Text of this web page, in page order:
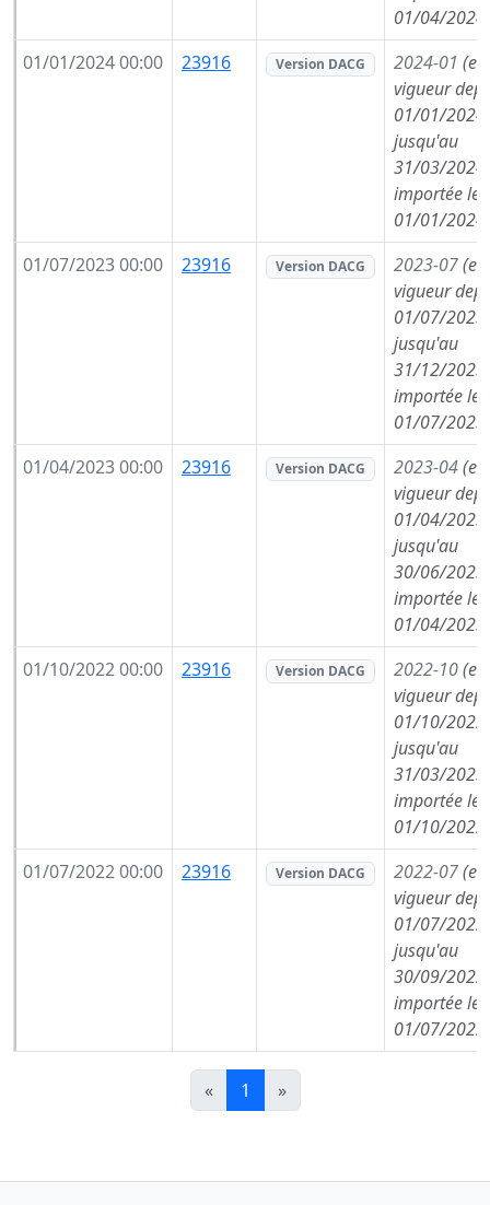
01/04/2024)
01/01/2024 00:00
23916 Version DACG 2024-01 (en
vigueur
01/01/2024,
jusqu'au
31/03/2024,
importée le
01/01/2024)
01/07/2023 00:00
23916 Version DACG 2023-07(en
vigueur
01/07/2023,
jusqu'au
31/12/2023,
importée le
01/07/2023)
01/04/2023 00:00
23916 Version DACG 2023-04(en
vigueur
01/04/2023,
jusqu'au
30/06/2023,
importée le
01/04/2023)
01/10/2022 00:00
23916 Version DACG 2022-10(en
vigueur
01/10/2022,
jusqu'au
31/03/2023,
importée le
01/10/2022)
01/07/2022 00:00
23916 Version DACG 2022-07(en
vigueur
01/07/2022,
jusqu'au
30/09/2022,
importée le
01/07/2022)
« 1 »